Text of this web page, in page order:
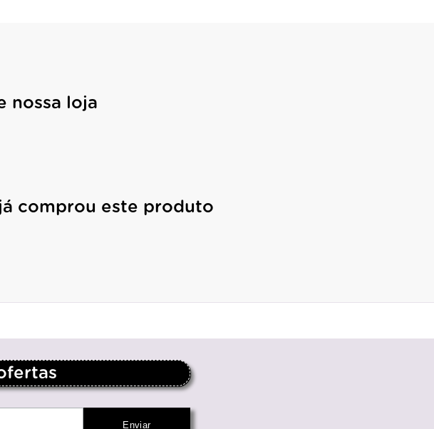
nossa loja
comprou este produto